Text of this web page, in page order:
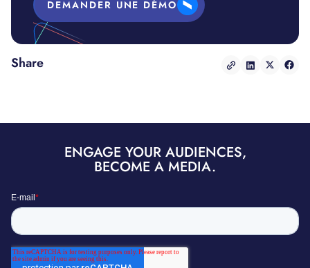
DEMANDER UNE DÉMO
Share
ENGAGE YOUR AUDIENCES,
BECOME A MEDIA.